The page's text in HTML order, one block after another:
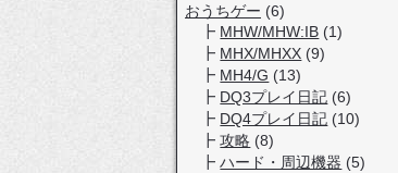
おうちゲー (6)
MHW/MHW:IB (1)
MHX/MHXX (9)
MH4/G (13)
DQ3プレイ日記 (6)
DQ4プレイ日記 (10)
攻略 (8)
ハード・周辺機器 (5)